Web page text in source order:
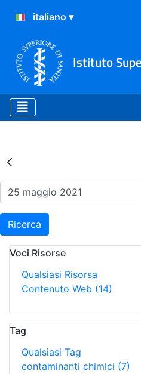
Istituto
Risultati
Ricerca
Voci Risorse
Qualsiasi Risorsa
Contenuto Web (14)
Tag
Qualsiasi Tag
contaminanti chimici (7)